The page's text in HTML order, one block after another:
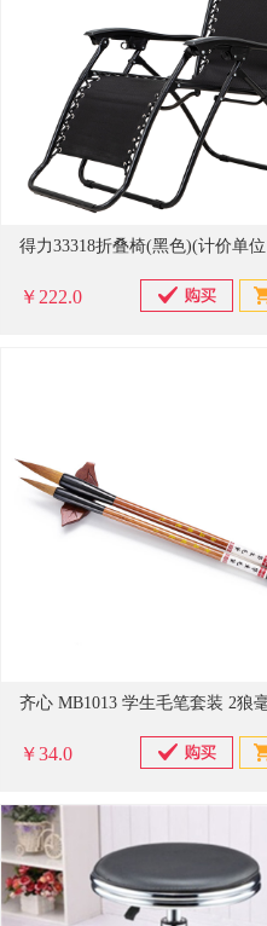
得力33318折叠椅(黑色)(计价单
￥222.0
￥34.0